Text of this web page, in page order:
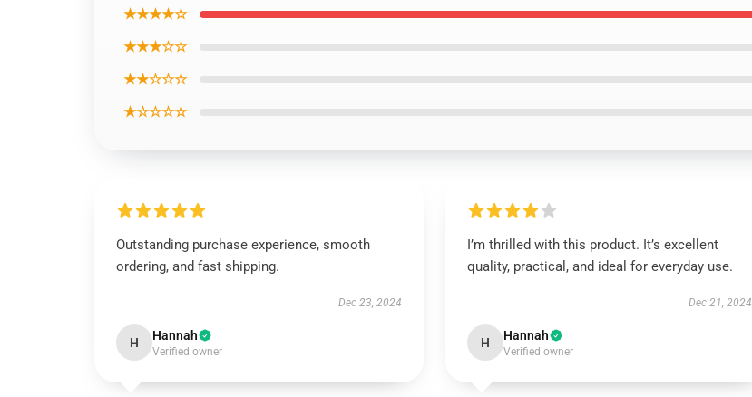
★★★★☆
★★★☆☆
★★☆☆☆
★☆☆☆☆
Outstanding purchase experience, smooth
ordering, and fast shipping.
Dec 23, 2024
H Hannah
Verified owner
I’m thrilled with this product. It’s excellent
quality, practical, and ideal for everyday use.
Dec 21, 2024
H Hannah
Verified owner